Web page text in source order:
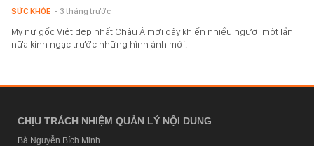
SỨC KHỎE - 3 tháng trước
Mỹ nữ gốc Việt đẹp nhất Châu Á mới đây khiến nhiều người một lần
nữa kinh ngạc trước những hình ảnh mới.
CHỊU TRÁCH NHIỆM QUẢN LÝ NỘI DUNG
Bà Nguyễn Bích Minh